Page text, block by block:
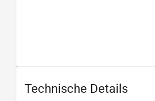
Technische Details